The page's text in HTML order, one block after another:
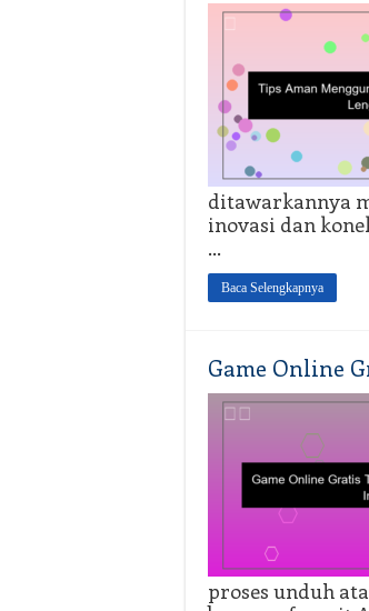
ditawarkannya
inovasi dan
…
Baca Selengkapnya
Game Online
proses unduh